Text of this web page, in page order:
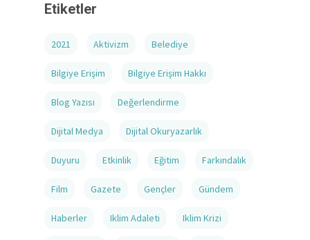
Etiketler
2021 Aktivizm Belediye
Bilgiye Erişim Bilgiye Erişim Hakkı
Blog Yazısı Değerlendirme
Dijital Medya Dijital Okuryazarlık
Duyuru Etkinlik Eğitim Farkındalık
Film Gazete Gençler Gündem
Haberler Iklim Adaleti Iklim Krizi